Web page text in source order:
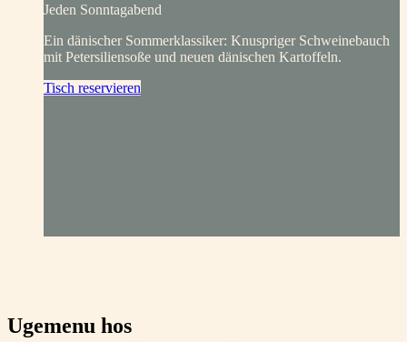
Jeden Sonntagabend
Ein dänischer Sommerklassiker: Knuspriger Schweinebauch
mit Petersiliensoße und neuen dänischen Kartoffeln.
Tisch reservieren
Ugemenu hos